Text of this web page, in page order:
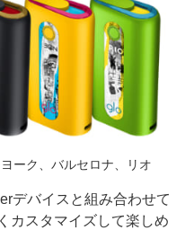
ーク、バルセロナ、リオ
デバイスと組み合わせて
カスタマイズして楽しめ